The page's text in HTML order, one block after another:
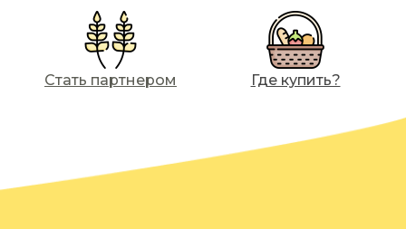
Стать партнером Где купить?